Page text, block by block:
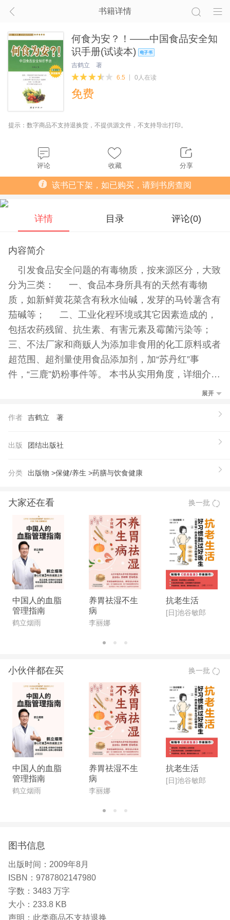
书籍详情
何食为安？！——中国食品安全知
识手册(试读本)
吉鹤立 著
6.5
0人在读
免费
提示：数字商品不支持退换货，不提供源文件，不支持导出打印。
评论 收藏 分享
该书已下架，如已购买，请到书房查阅
详情 目录 评论(0)
内容简介
引发食品安全问题的有毒物质，按来源区分，大致
分为三类： 一、食品本身所具有的天然有毒物
质，如新鲜黄花菜含有秋水仙碱，发芽的马铃薯含有
茄碱等； 二、工业化程环境或其它因素造成的，
包括农药残留、抗生素、有害元素及霉菌污染等；
三、不法厂家和商贩人为添加非食用的化工原料或者
超范围、超剂量使用食品添加剂，加“苏丹红”事
件，“三鹿”奶粉事件等。 本书从实用角度，详细介绍
了食品安全的各种常识，辨别方法，及注意要，实为
展开
作者 吉鹤立 著
出版 团结出版社
分类 出版物 >保健/养生 >药膳与饮食健康
大家还在看 换一批
中国人的血脂
管理指南
鹤立烟雨
养胃祛湿不生
病
李丽娜
抗老生活
[日]池谷敏郎
小伙伴都在买 换一批
中国人的血脂
管理指南
鹤立烟雨
养胃祛湿不生
病
李丽娜
抗老生活
[日]池谷敏郎
图书信息
出版时间： 2009年8月
ISBN： 9787802147980
字数： 3483 万字
大小： 233.8 KB
声明： 此类商品不支持退换